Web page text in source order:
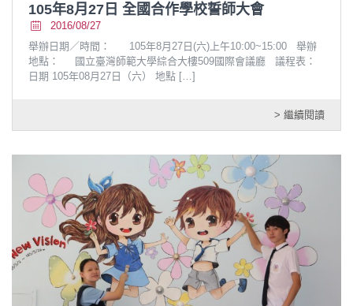
105年8月27日 全國合作學校誓師大會
2016/08/27
舉辦日期／時間： 105年8月27日(六)上午10:00~15:00 舉辦
地點： 國立臺灣師範大學綜合大樓509國際會議廳 議程表：
日期 105年08月27日（六） 地點 […]
> 繼續閱讀